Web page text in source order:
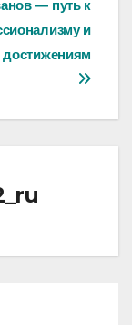
— путь к
и